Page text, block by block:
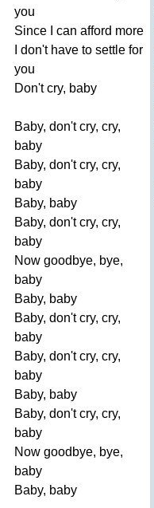
you
Since
can afford more
don't have to settle for
you
Don't cry, baby
Baby, don't cry, cry,
baby
Baby, don't cry, cry,
baby
Baby, baby
Baby, don't cry, cry,
baby
Now goodbye, bye,
baby
Baby, baby
Baby, don't cry, cry,
baby
Baby, don't cry, cry,
baby
Baby, baby
Baby, don't cry, cry,
baby
Now goodbye, bye,
baby
Baby, baby